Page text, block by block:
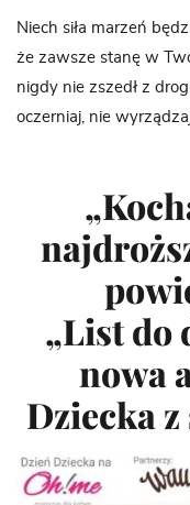
Niech siła marzeń
że zawsze stanę w
nigdy nie zszedł z
oczerniaj, nie
„List do
nowa
Dziecka